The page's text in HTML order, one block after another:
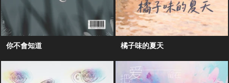
你不會知道 橘子味的夏天